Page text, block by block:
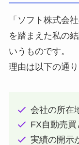
「ソフト株式会
を踏まえた私の
いうものです。
理由は以下の通り
会社の所在
FX自動売
実績の開示